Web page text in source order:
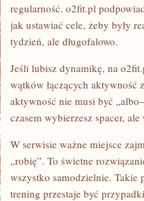
regularność. o2fit.pl
jak ustawiać cele, żeby były
tydzień, ale długofalowo.
Jeśli lubisz dynamikę, na
wątków łączących aktywność
aktywność nie musi być
czasem wybierzesz spacer,
W serwisie ważne miejsce
„robię”. To świetne
wszystko samodzielnie. Takie
trening przestaje być